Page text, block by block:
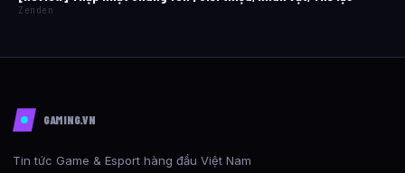
Zenden
GAMING.VN
Tin tức Game & Esport hàng đầu Việt Nam